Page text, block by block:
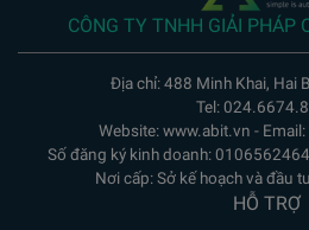
CÔNG TY TNHH GIẢI PHÁP
Địa chỉ: 488 Minh Khai, Hai
Tel:
Website: www.abit.vn -
Số đăng ký kinh doanh:
Nơi cấp: Sở kế hoạch và đầu
HỖ TRỢ